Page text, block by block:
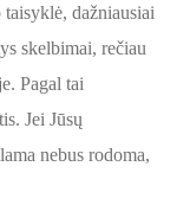
dažniausiai
skelbimai, rečiau
Pagal tai
Jei Jūsų
nebus rodoma,